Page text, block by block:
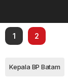
1 2
Kepala BP Batam